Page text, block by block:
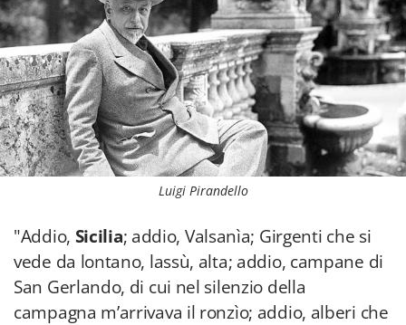
Luigi Pirandello
"Addio, Sicilia; addio, Valsanìa; Girgenti che si
vede da lontano, lassù, alta; addio, campane di
San Gerlando, di cui nel silenzio della
campagna m’arrivava il ronzìo; addio, alberi che